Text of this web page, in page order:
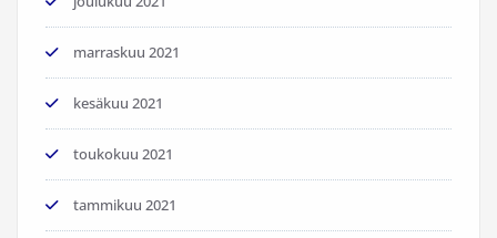
marraskuu 2021
kesäkuu 2021
toukokuu 2021
tammikuu 2021